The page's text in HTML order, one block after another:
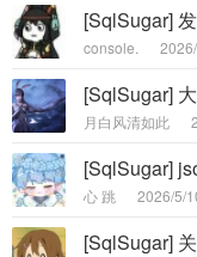
[SqlSugar]
console.
月白风清如此
[SqlSugar]
心 跳 2026/5/